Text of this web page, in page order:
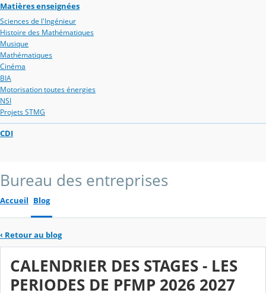
Matières enseignées
Sciences de l'Ingénieur
Histoire des Mathématiques
Musique
Mathématiques
Cinéma
BIA
Motorisation toutes énergies
NSI
Projets STMG
CDI
Bureau des entreprises
Accueil Blog
‹ Retour au blog
CALENDRIER DES STAGES - LES
PERIODES DE PFMP 2026 2027